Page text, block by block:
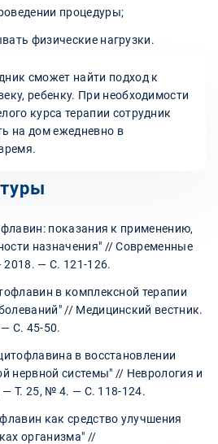
процедуры;
физические нагрузки.
сможет найти подход к
ребенку. При необходимости
курса терапии сотрудник
на дом ежедневно в
показания к применению,
назначения" // Современные
2018. — С. 121-126.
в комплексной терапии
// Медицинский вестник.
С. 45-50.
в восстановлении
нервной системы" // Неврология и
— Т. 25, № 4. — С. 118-124.
как средство улучшения
организма" //